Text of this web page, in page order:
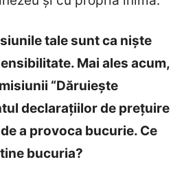
tale sunt ca niște
Mai ales acum,
“Dăruieşte
declaraţiilor de preţuire
a provoca bucurie. Ce
bucuria?